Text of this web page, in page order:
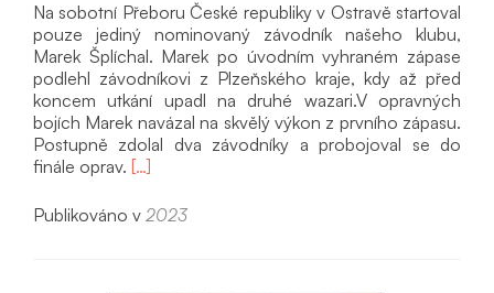
Na sobotní Přeboru České republiky v Ostravě startoval
pouze jediný nominovaný závodník našeho klubu,
Marek Šplíchal. Marek po úvodním vyhraném zápase
podlehl závodníkovi z Plzeňského kraje, kdy až před
koncem utkání upadl na druhé wazari.V opravných
bojích Marek navázal na skvělý výkon z prvního zápasu.
Postupně zdolal dva závodníky a probojoval se do
finále oprav. Přečíst
víc
[…]
Publikováno v 2023